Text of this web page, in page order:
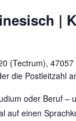
|
(Tectrum),
die Postleitzahl
oder Beruf –
auf einen